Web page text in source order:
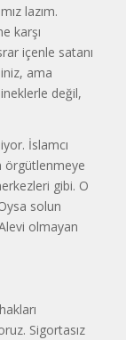
lazım.
karşı
içenle satanı
ama
değil,
İslamcı
örgütlenmeye
gibi. O
solun
olmayan
Sigortasız